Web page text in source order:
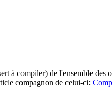
à compiler) de l'ensemble des
compagnon de celui-ci: